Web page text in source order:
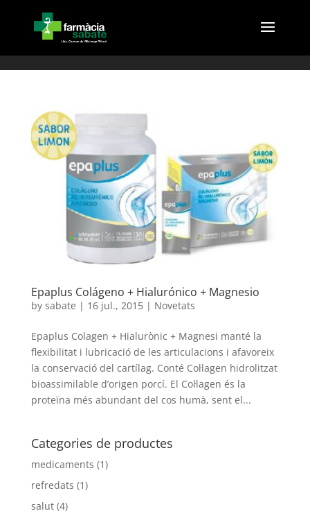
Epaplus Colágeno + Hialurónico + Magnesio
by sabate | 16 jul., 2015| Novetats
Epaplus Colagen + Hialurònic + Magnesi manté la
flexibilitat i lubricació de les articulacions i afavoreix
la conservació del cartílag. Conté Col·lagen hidrolitzat
bioassimilable d’origen porcí. El Col·lagen és la
proteïna més abundant del cos humà, sent el...
Categories de productes
medicaments (1)
refredats (1)
salut (4)